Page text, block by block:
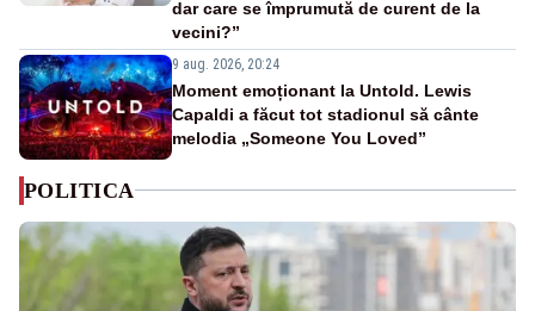
dar care se împrumută de curent de la
vecini?”
9 aug. 2026, 20:24
Moment emoționant la Untold. Lewis
Capaldi a făcut tot stadionul să cânte
melodia „Someone You Loved”
POLITICA